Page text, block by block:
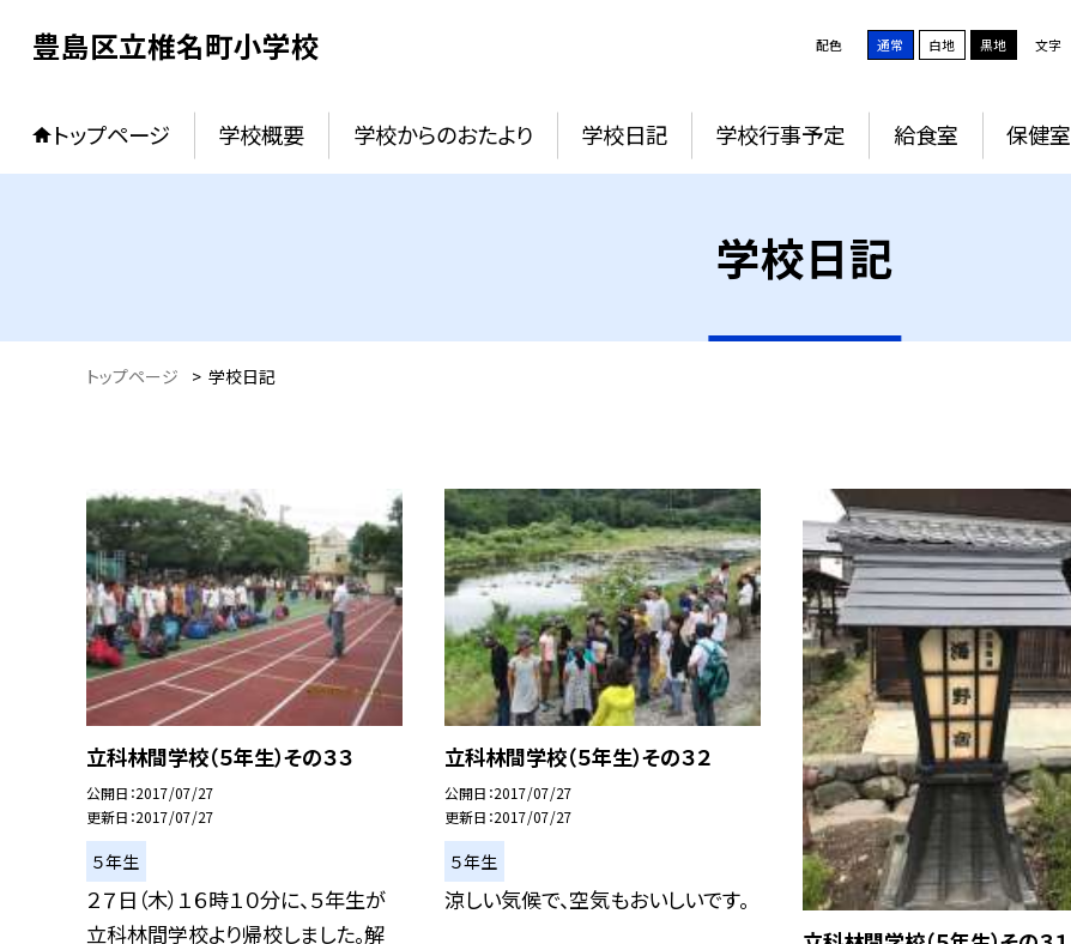
豊島区立椎名町小学校 配色 通常 白地 黒地 文字
トップページ 学校概要 学校からのおたより 学校日記 学校行事予定 給食室 保健室
学校日記
トップページ > 学校日記
立科林間学校（５年生）その３３
公開日 2017/07/27
更新日 2017/07/27
５年生
２７日（木）１６時１０分に、５年生が
立科林間学校より帰校しました。解
立科林間学校（５年生）その３２
公開日 2017/07/27
更新日 2017/07/27
５年生
涼しい気候で、空気もおいしいです。